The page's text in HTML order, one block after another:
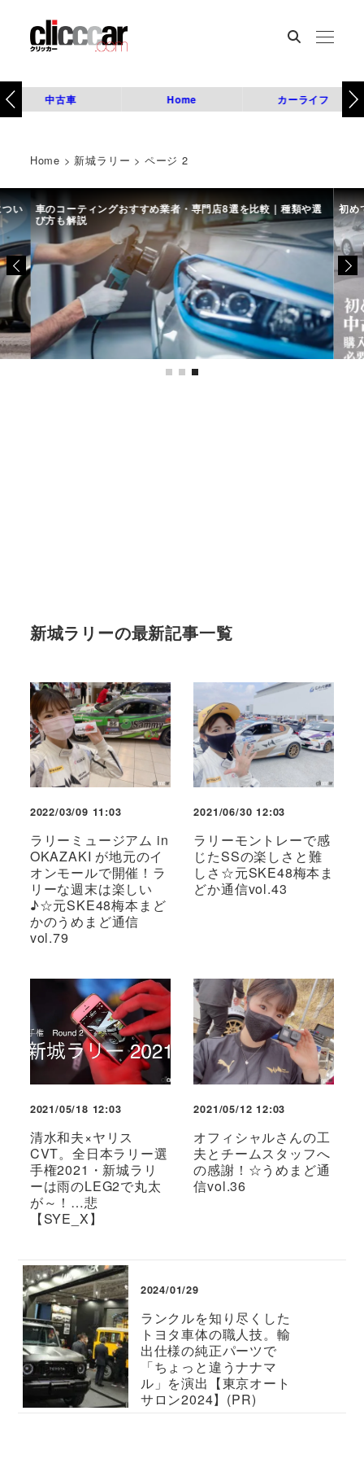
中古車 Home カーライフ
Home > 新城ラリー > ページ 2
い 車のコーティングおすすめ業者・専門店8選を比較｜種類や選
び方も解説
初め
新城ラリーの最新記事一覧
2022/03/09 11:03
ラリーミュージアム in
OKAZAKI が地元のイ
オンモールで開催！ラ
リーな週末は楽しい
♪☆元SKE48梅本まど
かのうめまど通信
vol.79
2021/06/30 12:03
ラリーモントレーで感
じたSSの楽しさと難
しさ☆元SKE48梅本ま
どか通信vol.43
2021/05/18 12:03
清水和夫×ヤリス
CVT。全日本ラリー選
手権2021・新城ラリ
ーは雨のLEG2で丸太
が～！…悲
【SYE_X】
2021/05/12 12:03
オフィシャルさんの工
夫とチームスタッフへ
の感謝！☆うめまど通
信vol.36
2024/01/29
ランクルを知り尽くした
トヨタ車体の職人技。輸
出仕様の純正パーツで
「ちょっと違うナナマ
ル」を演出【東京オート
サロン2024】(PR)